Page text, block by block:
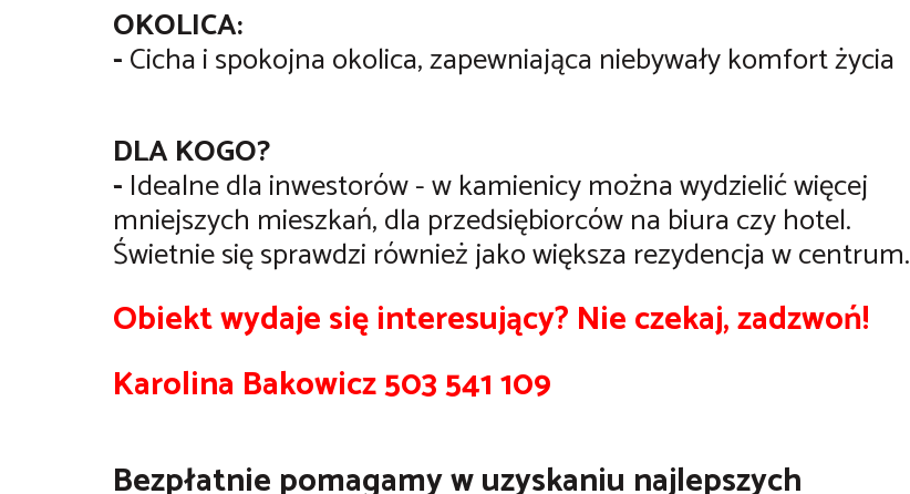
OKOLICA:
-Cicha i spokojna okolica, zapewniająca niebywały komfort życia
DLA KOGO?
- Idealne dla inwestorów - w kamienicy można wydzielić więcej
mniejszych mieszkań, dla przedsiębiorców na biura czy hotel.
Świetnie się sprawdzi również jako większa rezydencja w centrum.
Obiekt wydaje się interesujący? Nie czekaj, zadzwoń!
Karolina Bakowicz 503 541 109
Bezpłatnie pomagamy w uzyskaniu najlepszych